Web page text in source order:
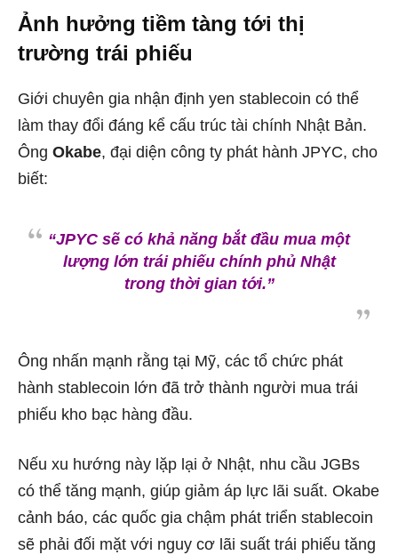
Ảnh hưởng tiềm tàng tới thị
trường trái phiếu
Giới chuyên gia nhận định yen stablecoin có thể
làm thay đổi đáng kể cấu trúc tài chính Nhật Bản.
Ông Okabe, đại diện công ty phát hành JPYC, cho
biết:
“JPYC sẽ có khả năng bắt đầu mua một
lượng lớn trái phiếu chính phủ Nhật
trong thời gian tới.”
Ông nhấn mạnh rằng tại Mỹ, các tổ chức phát
hành stablecoin lớn đã trở thành người mua trái
phiếu kho bạc hàng đầu.
Nếu xu hướng này lặp lại ở Nhật, nhu cầu JGBs
có thể tăng mạnh, giúp giảm áp lực lãi suất. Okabe
cảnh báo, các quốc gia chậm phát triển stablecoin
sẽ phải đối mặt với nguy cơ lãi suất trái phiếu tăng